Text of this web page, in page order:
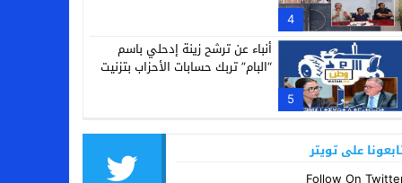
4
5
أنباء عن ترشح زينة إدحلي باسم
“البام” تربك حسابات الأحزاب بتزنيت
على تويتر